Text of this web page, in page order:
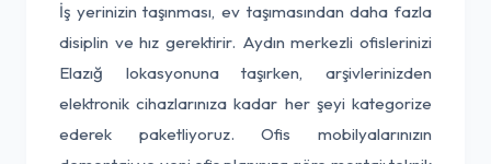
İş yerinizin taşınması, ev taşımasından daha fazla
disiplin ve hız gerektirir. Aydın merkezli ofislerinizi
Elazığ lokasyonuna taşırken, arşivlerinizden
elektronik cihazlarınıza kadar her şeyi kategorize
ederek paketliyoruz. Ofis mobilyalarınızın